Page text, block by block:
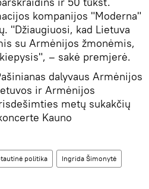
kompanijos "Moderna"
"Džiaugiuosi, kad Lietuva
su Armėnijos žmonėmis,
– sakė premjerė.
dalyvaus Armėnijos
ir Armėnijos
metų sukakčių
Kauno
politika Ingrida Šimonytė